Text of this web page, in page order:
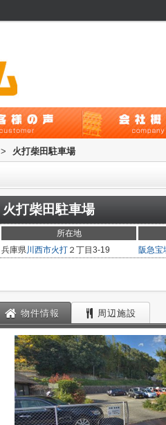
> 火打柴田駐車場
火打柴田駐車場
所在地
兵庫県川西市火打 ２丁目3-19 阪急宝
物件情報 周辺施設